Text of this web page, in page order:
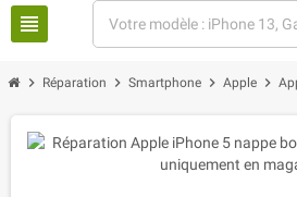
view_headline
chevron_right Réparation chevron_right Smartphone chevron_right Apple chevron_right